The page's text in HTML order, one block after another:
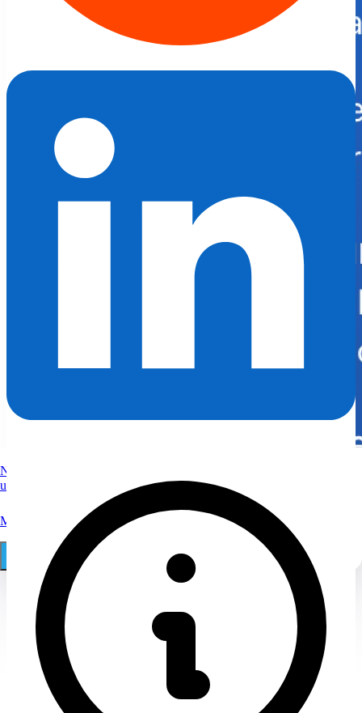
Nutzen Sie Spezialwissen vom Anwalt zum Löschen von
ungerechtfertigten Bewertungen.
Mehr
Online Auftrag 030 29 68 11 18